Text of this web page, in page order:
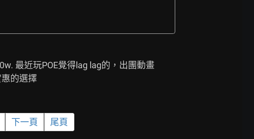
最近玩POE覺得lag lag的，出團動畫
的選擇
下一頁 尾頁